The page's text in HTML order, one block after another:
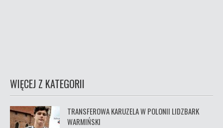
WIĘCEJ Z KATEGORII
TRANSFEROWA KARUZELA W POLONII LIDZBARK
WARMIŃSKI